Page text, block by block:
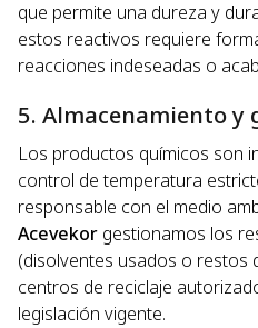
que permite una dureza y
estos reactivos requiere
reacciones indeseadas o
5. Almacenamiento y
Los productos químicos son
control de temperatura
responsable con el medio
Acevekor gestionamos los
(disolventes usados o restos
centros de reciclaje
legislación vigente.